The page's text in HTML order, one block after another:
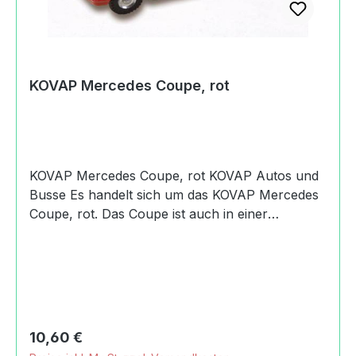
KOVAP Mercedes Coupe, rot
KOVAP Mercedes Coupe, rot KOVAP Autos und
Busse Es handelt sich um das KOVAP Mercedes
Coupe, rot. Das Coupe ist auch in einer
8594988006083MaterialMetallAltersempfehlung
3+ JahreMachart/StilKOVAP Mercedes Coupe,
Regulärer Preis:
10,60 €